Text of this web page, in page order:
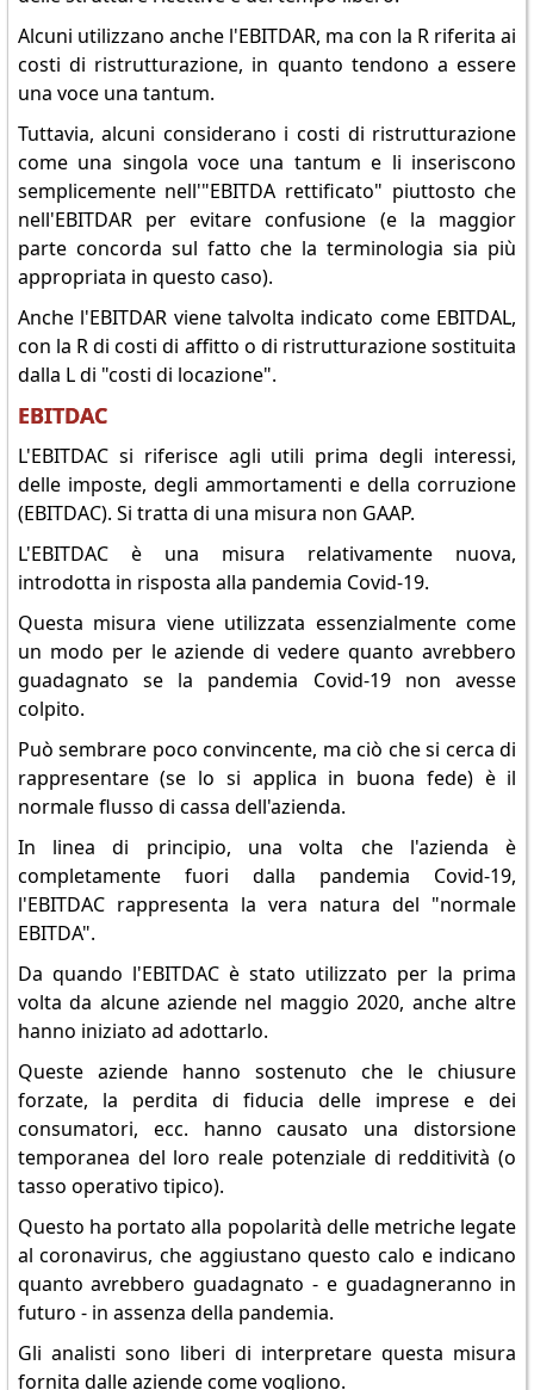
Alcuni utilizzano anche l'EBITDAR, ma con la R riferita ai
costi di ristrutturazione, in quanto tendono a essere
una voce una tantum.
Tuttavia, alcuni considerano i costi di ristrutturazione
come una singola voce una tantum e li inseriscono
semplicemente nell'"EBITDA rettificato" piuttosto che
nell'EBITDAR per evitare confusione (e la maggior
parte concorda sul fatto che la terminologia sia più
appropriata in questo caso).
Anche l'EBITDAR viene talvolta indicato come EBITDAL,
con la R di costi di affitto o di ristrutturazione sostituita
dalla L di "costi di locazione".
EBITDAC
L'EBITDAC si riferisce agli utili prima degli interessi,
delle imposte, degli ammortamenti e della corruzione
(EBITDAC). Si tratta di una misura non GAAP.
L'EBITDAC è una misura relativamente nuova,
introdotta in risposta alla pandemia Covid-19.
Questa misura viene utilizzata essenzialmente come
un modo per le aziende di vedere quanto avrebbero
guadagnato se la pandemia Covid-19 non avesse
colpito.
Può sembrare poco convincente, ma ciò che si cerca di
rappresentare (se lo si applica in buona fede) è il
normale flusso di cassa dell'azienda.
In linea di principio, una volta che l'azienda è
completamente fuori dalla pandemia Covid-19,
l'EBITDAC rappresenta la vera natura del "normale
EBITDA".
Da quando l'EBITDAC è stato utilizzato per la prima
volta da alcune aziende nel maggio 2020, anche altre
hanno iniziato ad adottarlo.
Queste aziende hanno sostenuto che le chiusure
forzate, la perdita di fiducia delle imprese e dei
consumatori, ecc. hanno causato una distorsione
temporanea del loro reale potenziale di redditività (o
tasso operativo tipico).
Questo ha portato alla popolarità delle metriche legate
al coronavirus, che aggiustano questo calo e indicano
quanto avrebbero guadagnato - e guadagneranno in
futuro - in assenza della pandemia.
Gli analisti sono liberi di interpretare questa misura
fornita dalle aziende come vogliono.